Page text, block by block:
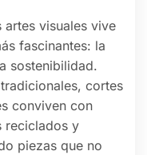
visuales vive
fascinantes: la
sostenibilidad.
cortes
conviven con
reciclados y
piezas que no